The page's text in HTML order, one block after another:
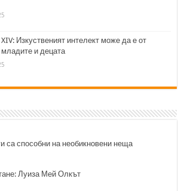
Изкуственият интелект може да е от
и децата
са способни на необикновени неща
Луиза Мей Олкът